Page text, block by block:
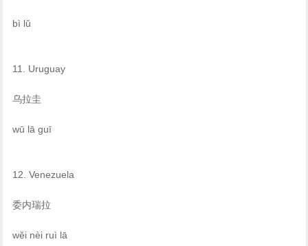
bì lǔ
11. Uruguay
乌拉圭
wū lā guī
12. Venezuela
委内瑞拉
wěi nèi ruì lā